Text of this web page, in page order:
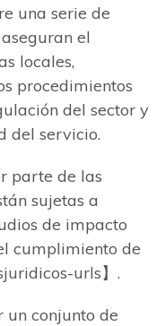
una serie de
el
locales,
procedimientos
del sector y
del servicio.
parte de las
sujetas a
de impacto
cumplimiento de
urls】.
un conjunto de